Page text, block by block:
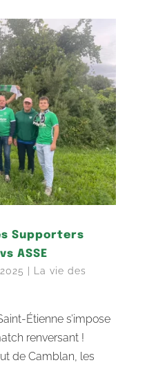
Supporters
ASSE
| La vie des
Étienne s’impose
renversant !
de Camblan, les